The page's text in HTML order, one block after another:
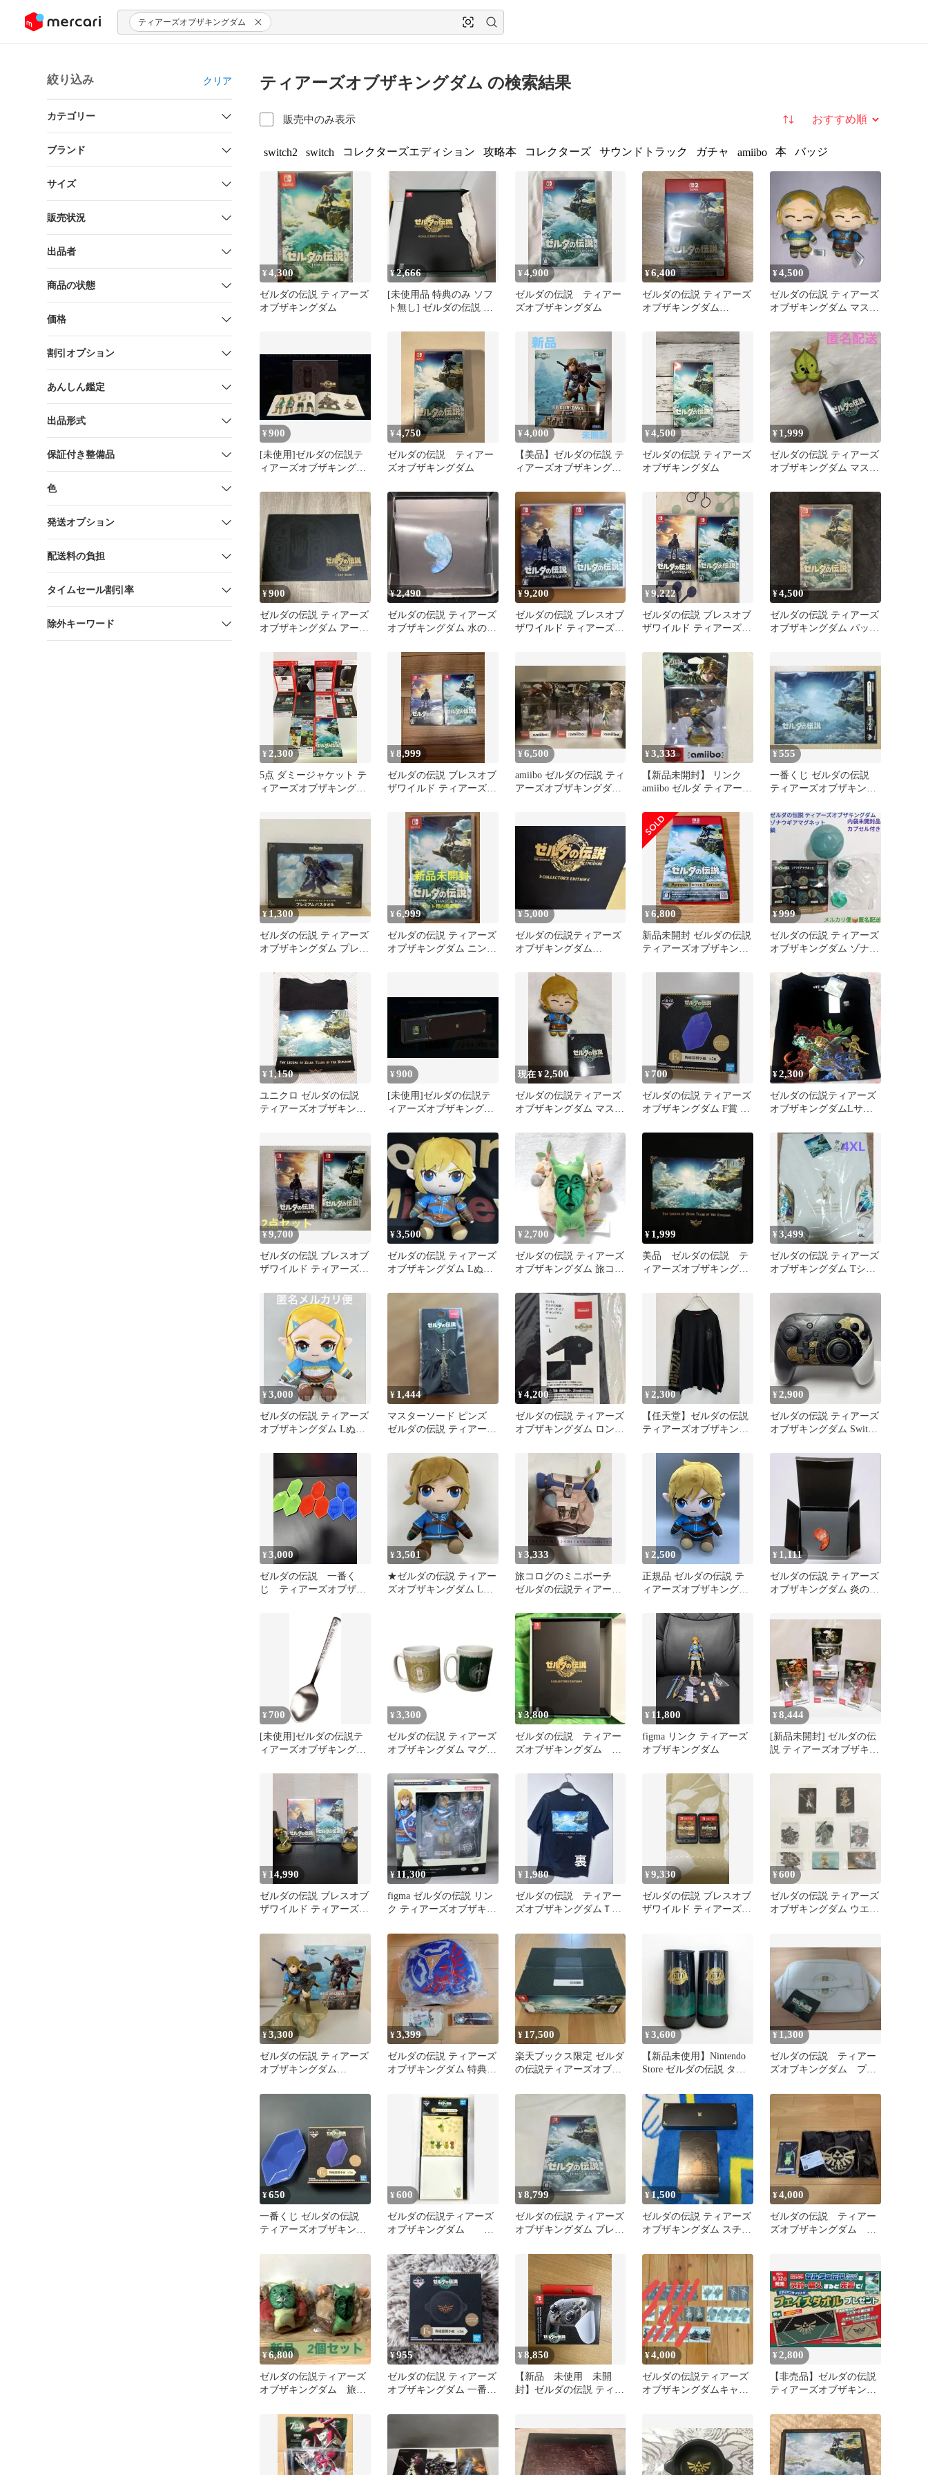
ツにスキップ ティアーズオブザキングダム
絞り込み クリア
カテゴリー
ブランド
サイズ
販売状況
出品者
商品の状態
価格
割引オプション
あんしん鑑定
出品形式
保証付き整備品
色
発送オプション
配送料の負担
タイムセール割引率
除外キーワード
ティアーズオブザキングダム の検索結果
販売中のみ表示 並び替え
switch2 switch コレクターズエディション 攻略本 コレクターズ サウンドトラック ガチャ amiibo 本 バッジ
¥4,300
ゼルダの伝説 ティアーズ
オブザキングダム
¥2,666
[未使用品 特典のみ ソフ
ト無し] ゼルダの伝説 テ
ム コレクターズエディシ
¥4,900
ゼルダの伝説 ティアー
ズオブザキングダム
¥6,400
ゼルダの伝説 ティアーズ
オブザキングダム
¥4,500
ゼルダの伝説 ティアーズ
オブザキングダム マスコ
¥900
[未使用]ゼルダの伝説テ
ィアーズオブザキングダ
¥4,750
ゼルダの伝説 ティアー
ズオブザキングダム
¥4,000
【美品】ゼルダの伝説 テ
ィアーズオブザキングダ
¥4,500
ゼルダの伝説 ティアーズ
オブザキングダム
¥ 1,999
ゼルダの伝説 ティアーズ
オブザキングダム マスコ
¥900
ゼルダの伝説 ティアーズ
オブザキングダム アート
ィション
¥2,490
ゼルダの伝説 ティアーズ
オブザキングダム 水の秘
¥9,200
ゼルダの伝説 ブレスオブ
ザワイルド ティアーズオ
¥9,222
ゼルダの伝説 ブレスオブ
ザワイルド ティアーズオ
¥4,500
ゼルダの伝説 ティアーズ
オブザキングダム パッケ
¥ 2,300
5点 ダミージャケット テ
ィアーズオブザキングダ
¥8,999
ゼルダの伝説 ブレスオブ
ザワイルド ティアーズオ
¥6,500
amiibo ゼルダの伝説 ティ
アーズオブザキングダ
¥3,333
【新品未開封】 リンク
amiibo ゼルダ ティアーズ
¥555
一番くじ ゼルダの伝説
ティアーズオブザキング
¥ 1,300
ゼルダの伝説 ティアーズ
オブザキングダム プレミ
120×60cm
¥6,999
ゼルダの伝説 ティアーズ
オブザキングダム ニンテ
¥5,000
ゼルダの伝説ティアーズ
オブザキングダム
¥6,800
新品未開封 ゼルダの伝説
ティアーズオブザキング
¥999
ゼルダの伝説 ティアーズ
オブザキングダム ゾナウ
未開封品
¥ 1,150
ユニクロ ゼルダの伝説
ティアーズオブザキング
¥900
[未使用]ゼルダの伝説テ
ィアーズオブザキングダ
ト 4種
現在 ¥2,500
ゼルダの伝説ティアーズ
オブザキングダム マスコ
¥ 700
ゼルダの伝説 ティアーズ
オブザキングダム F賞 陶
¥2,300
ゼルダの伝説ティアーズ
オブザキングダムLサイ
¥9,700
ゼルダの伝説 ブレスオブ
ザワイルド ティアーズオ
ト
¥3,500
ゼルダの伝説 ティアーズ
オブザキングダム Lぬい
¥ 2,700
ゼルダの伝説 ティアーズ
オブザキングダム 旅コロ
20cm
¥ 1,999
美品 ゼルダの伝説 テ
ィアーズオブザキングダ
黒 L
¥3,499
ゼルダの伝説 ティアーズ
オブザキングダム Tシャ
¥3,000
ゼルダの伝説 ティアーズ
オブザキングダム Lぬい
¥ 1,444
マスターソード ピンズ
ゼルダの伝説 ティアーズ
¥4,200
ゼルダの伝説 ティアーズ
オブザキングダム ロング
¥ 2,300
【任天堂】ゼルダの伝説
ティアーズオブザキング
¥2,900
ゼルダの伝説 ティアーズ
オブザキングダム Switch
¥3,000
ゼルダの伝説 一番く
じ ティアーズオブザキ
¥3,501
★ゼルダの伝説 ティアー
ズオブザキングダム Lぬ
¥3,333
旅コログのミニポーチ
ゼルダの伝説ティアーズ
ズ リュック
¥ 2,500
正規品 ゼルダの伝説 テ
ィアーズオブザキングダ
¥ 1,111
ゼルダの伝説 ティアーズ
オブザキングダム 炎の秘
¥ 700
[未使用]ゼルダの伝説テ
ィアーズオブザキングダ
ーン
¥ 3,300
ゼルダの伝説 ティアーズ
オブザキングダム マグカ
¥3,800
ゼルダの伝説 ティアー
ズオブザキングダム コ
(特典のみ)
¥ 11,800
figma リンク ティアーズ
オブザキングダム
¥8,444
[新品未開封] ゼルダの伝
説 ティアーズオブザキン
¥ 14,990
ゼルダの伝説 ブレスオブ
ザワイルド ティアーズオ
¥ 11,300
figma ゼルダの伝説 リン
ク ティアーズオブザキン
¥ 1,980
ゼルダの伝説 ティアー
ズオブザキングダムＴシ
¥9,330
ゼルダの伝説 ブレスオブ
ザワイルド ティアーズオ
¥600
ゼルダの伝説 ティアーズ
オブザキングダム ウエハ
¥3,300
ゼルダの伝説 ティアーズ
オブザキングダム
ギュア
¥3,399
ゼルダの伝説 ティアーズ
オブザキングダム 特典セ
¥ 17,500
楽天ブックス限定 ゼルダ
の伝説ティアーズオブザ
¥3,600
【新品未使用】Nintendo
Store ゼルダの伝説 タン
¥ 1,300
ゼルダの伝説 ティアー
ズオブキングダム プレ
¥650
一番くじ ゼルダの伝説
ティアーズオブザキング
ルピー
¥600
ゼルダの伝説ティアーズ
オブザキングダム E
¥8,799
ゼルダの伝説 ティアーズ
オブザキングダム ブレス
ット
¥1,500
ゼルダの伝説 ティアーズ
オブザキングダム スチー
¥4,000
ゼルダの伝説 ティアー
ズオブザキングダム オ
¥6,800
ゼルダの伝説ティアーズ
オブザキングダム 旅コ
¥955
ゼルダの伝説 ティアーズ
オブザキングダム 一番く
¥8,850
【新品 未使用 未開
封】ゼルダの伝説 ティア
¥4,000
ゼルダの伝説ティアーズ
オブザキングダムキャラ
¥2,800
【非売品】ゼルダの伝説
ティアーズオブザキング